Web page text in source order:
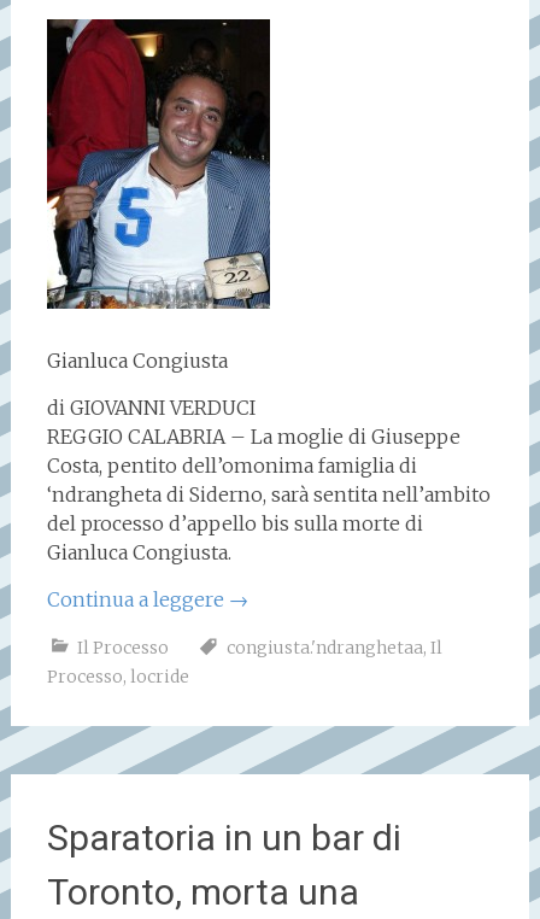
Gianluca Congiusta
di GIOVANNI VERDUCI
REGGIO CALABRIA – La moglie di Giuseppe
Costa, pentito dell’omonima famiglia di
‘ndrangheta di Siderno, sarà sentita nell’ambito
del processo d’appello bis sulla morte di
Gianluca Congiusta.
Continua a leggere →
Il Processo congiusta.'ndranghetaa, Il
Processo, locride
Sparatoria in un bar di
Toronto, morta una